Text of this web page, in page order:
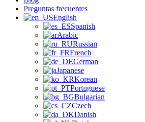
Preguntas frecuentes
English
Spanish
Arabic
Russian
French
German
Japanese
Korean
Portuguese
Bulgarian
Czech
Danish